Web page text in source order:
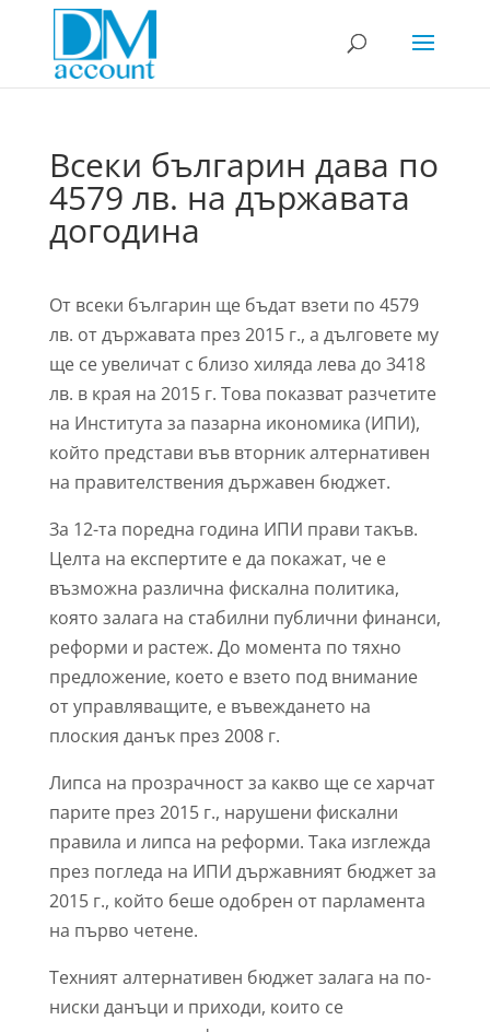
Всеки българин дава по
4579 лв. на държавата
догодина
От всеки българин ще бъдат взети по 4579
лв. от държавата през 2015 г., а дълговете му
ще се увеличат с близо хиляда лева до 3418
лв. в края на 2015 г. Това показват разчетите
на Института за пазарна икономика (ИПИ),
който представи във вторник алтернативен
на правителствения държавен бюджет.
За 12-та поредна година ИПИ прави такъв.
Целта на експертите е да покажат, че е
възможна различна фискална политика,
която залага на стабилни публични финанси,
реформи и растеж. До момента по тяхно
предложение, което е взето под внимание
от управляващите, е въвеждането на
плоския данък през 2008 г.
Липса на прозрачност за какво ще се харчат
парите през 2015 г., нарушени фискални
правила и липса на реформи. Така изглежда
през погледа на ИПИ държавният бюджет за
2015 г., който беше одобрен от парламента
на първо четене.
Техният алтернативен бюджет залага на по-
ниски данъци и приходи, които се